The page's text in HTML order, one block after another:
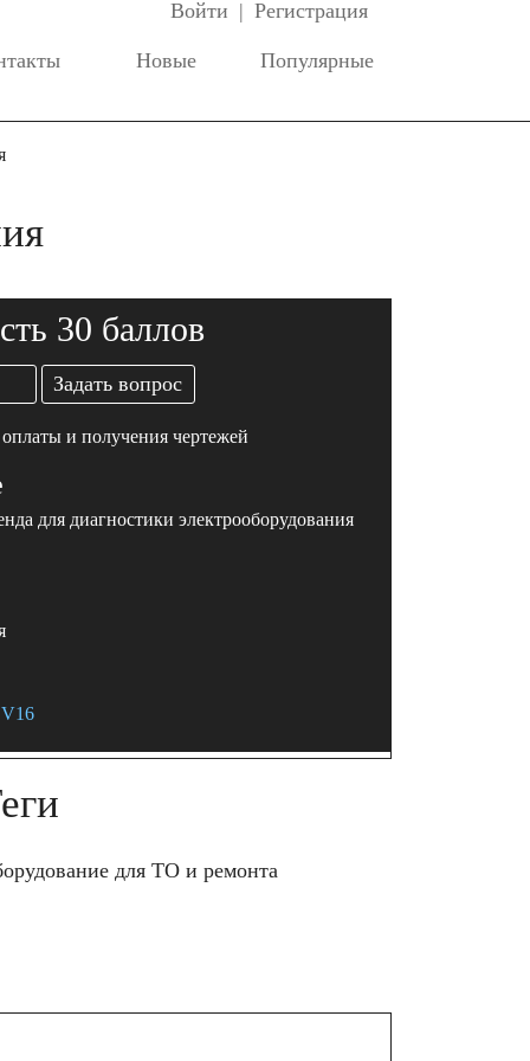
Войти | Регистрация
Новые Популярные
30 баллов
Задать вопрос
и получения чертежей
для диагностики электрооборудования
для ТО и ремонта